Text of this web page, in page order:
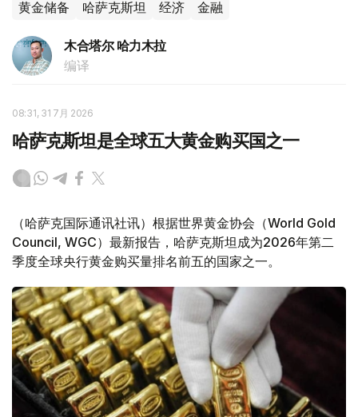
黄金储备 哈萨克斯坦 经济 金融
木合塔尔 哈力木拉
编译
08:31, 31 7月 2026
哈萨克斯坦是全球五大黄金购买国之一
（哈萨克国际通讯社讯）根据世界黄金协会（World Gold
Council, WGC）最新报告，哈萨克斯坦成为2026年第二
季度全球央行黄金购买量排名前五的国家之一。